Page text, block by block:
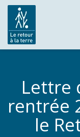
Lettre
rentrée
le